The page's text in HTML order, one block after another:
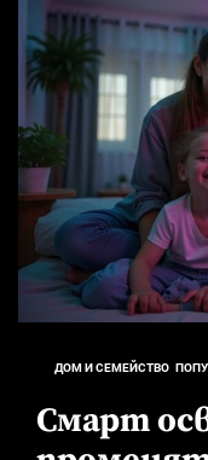
ДОМ И СЕМЕЙСТВО
Смарт